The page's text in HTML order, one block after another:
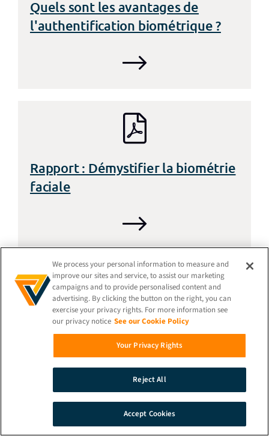
Quels sont les avantages de
l'authentification biométrique ?
Rapport : Démystifier la biométrie
faciale
DÉMONSTRATION CONTACT
We process your personal information to measure and
improve our sites and service, to assist our marketing
campaigns and to provide personalised content and
advertising. By clicking the button on the right, you can
exercise your privacy rights. For more information see
our privacy notice See our Cookie Policy
Your Privacy Rights
Reject All
Accept Cookies